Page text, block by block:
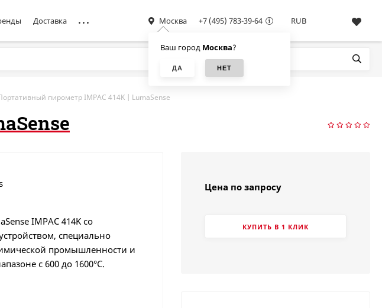
Доставка Москва
Ваш город Москва?
+7 (495) 783-39-64 RUB
пирометр IMPAC 414K | LumaSense
IMPAC 414K со
специально
промышленности и
с 600 до 1600°С.
Цена по запросу
КУПИТЬ В 1 КЛИК